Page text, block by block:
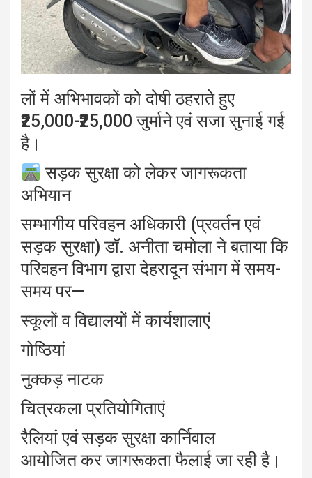
लों में अभिभावकों को दोषी ठहराते हुए
₹25,000-₹25,000 जुर्माने एवं सजा सुनाई गई
है।
सड़क सुरक्षा को लेकर जागरूकता
अभियान
सम्भागीय परिवहन अधिकारी (प्रवर्तन एवं
सड़क सुरक्षा) डॉ. अनीता चमोला ने बताया कि
परिवहन विभाग द्वारा देहरादून संभाग में समय-
समय पर—
स्कूलों व विद्यालयों में कार्यशालाएं
गोष्ठियां
नुक्कड़ नाटक
चित्रकला प्रतियोगिताएं
रैलियां एवं सड़क सुरक्षा कार्निवाल
आयोजित कर जागरूकता फैलाई जा रही है।